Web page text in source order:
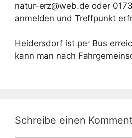
natur-erz@web.de oder
anmelden und Treffpunkt
Heidersdorf ist per Bus
kann man nach
Schreibe einen